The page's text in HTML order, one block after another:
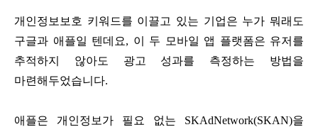
개인정보보호 키워드를 이끌고 있는 기업은 누가 뭐래도
구글과 애플일 텐데요, 이 두 모바일 앱 플랫폼은 유저를
추적하지 않아도 광고 성과를 측정하는 방법을
마련해두었습니다.
애플은 개인정보가 필요 없는 SKAdNetwork(SKAN)을